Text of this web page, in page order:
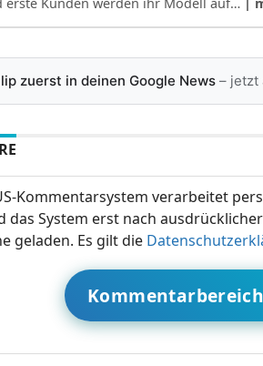
zuerst in deinen Google News– jetzt
Kommentarsystem verarbeitet
das System erst nach
geladen. Es gilt die